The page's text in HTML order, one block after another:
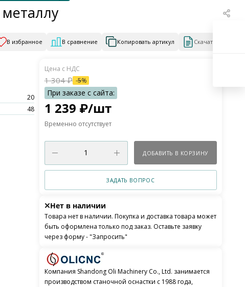
В избранное В сравнение Копировать артикул Скачать КП
20
48 1 239 ₽/шт
1 304₽ -5%
Временно отсутствует
ДОБАВИТЬ В КОРЗИНУ
ЗАДАТЬ ВОПРОС
Нет в наличии
Товара нет в наличии. Покупка и доставка товара может
быть оформлена только под заказ. Оставьте заявку
через форму - "Запросить"
Компания Shandong Oli Machinery Co., Ltd. занимается
производством станочной оснастки с 1988 года,